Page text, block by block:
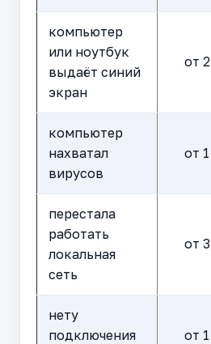
компьютер
или ноутбук
выдаёт синий
экран
от 2
компьютер
нахватал
вирусов
от 1
перестала
работать
локальная
сеть
от 3
нету
подключения
от 1